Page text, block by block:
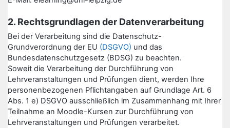
2. Rechtsgrundlagen der Datenverarbeitung
Bei der Verarbeitung sind die Datenschutz-
Grundverordnung der EU (DSGVO) und das
Bundesdatenschutzgesetz (BDSG) zu beachten.
Soweit die Verarbeitung der Durchführung von
Lehrveranstaltungen und Prüfungen dient, werden Ihre
personenbezogenen Pflichtangaben auf Grundlage Art. 6
Abs. 1 e) DSGVO ausschließlich im Zusammenhang mit Ihrer
Teilnahme an Moodle-Kursen zur Durchführung von
Lehrveranstaltungen und Prüfungen verarbeitet.